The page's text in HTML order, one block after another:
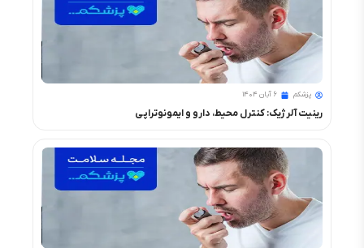
پزشکم ۶ آبان ۱۴۰۴
رینیت آلرژیک: کنترل محیط، دارو و ایمونوتراپی